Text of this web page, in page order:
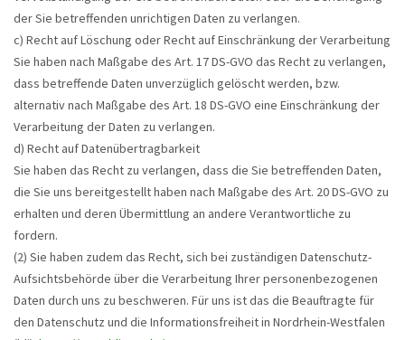
der Sie betreffenden unrichtigen Daten zu verlangen.
c) Recht auf Löschung oder Recht auf Einschränkung der Verarbeitung
Sie haben nach Maßgabe des Art. 17 DS-GVO das Recht zu verlangen,
dass betreffende Daten unverzüglich gelöscht werden, bzw.
alternativ nach Maßgabe des Art. 18 DS-GVO eine Einschränkung der
Verarbeitung der Daten zu verlangen.
d) Recht auf Datenübertragbarkeit
Sie haben das Recht zu verlangen, dass die Sie betreffenden Daten,
die Sie uns bereitgestellt haben nach Maßgabe des Art. 20 DS-GVO zu
erhalten und deren Übermittlung an andere Verantwortliche zu
fordern.
(2) Sie haben zudem das Recht, sich bei zuständigen Datenschutz-
Aufsichtsbehörde über die Verarbeitung Ihrer personenbezogenen
Daten durch uns zu beschweren. Für uns ist das die Beauftragte für
den Datenschutz und die Informationsfreiheit in Nordrhein-Westfalen